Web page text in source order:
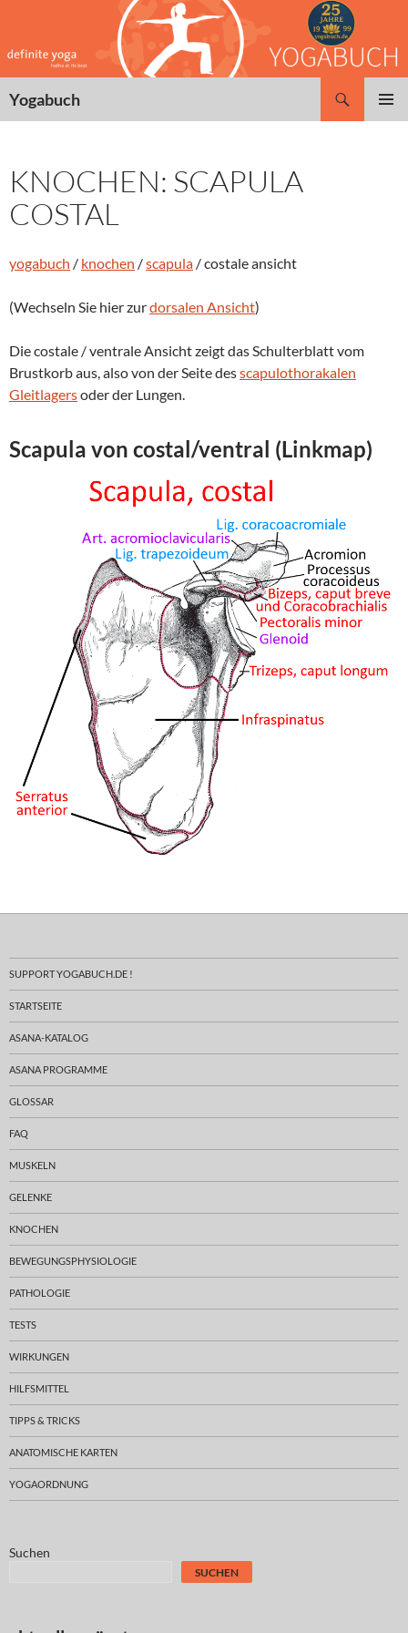
springen
Yogabuch
KNOCHEN: SCAPULA
COSTAL
yogabuch / knochen /scapula / costale ansicht
(Wechseln Sie hier zurdorsalen Ansicht)
Die costale / ventrale Ansicht zeigt das Schulterblatt vom
Brustkorb aus, also von der Seite desscapulothorakalen
Gleitlagersoder der Lungen.
Scapula von costal/ventral (Linkmap)
SUPPORT YOGABUCH.DE !
STARTSEITE
ASANA-KATALOG
ASANA PROGRAMME
GLOSSAR
FAQ
MUSKELN
GELENKE
KNOCHEN
BEWEGUNGSPHYSIOLOGIE
PATHOLOGIE
TESTS
WIRKUNGEN
HILFSMITTEL
TIPPS & TRICKS
ANATOMISCHE KARTEN
YOGAORDNUNG
Suchen
SUCHEN